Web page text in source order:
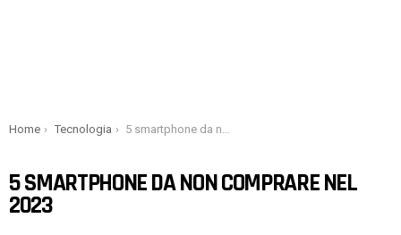
You are here:
Home Tecnologia 5 smartphone da non comprare nel 2023
5 SMARTPHONE DA NON COMPRARE NEL
2023